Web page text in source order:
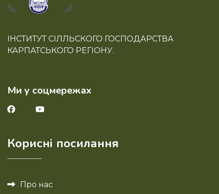
ІНСТИТУТ СІЛЛЬСКОГО ГОСПОДАРСТВА
КАРПАТСЬКОГО РЕГІОНУ.
Ми у соцмережах
Корисні посилання
Про нас